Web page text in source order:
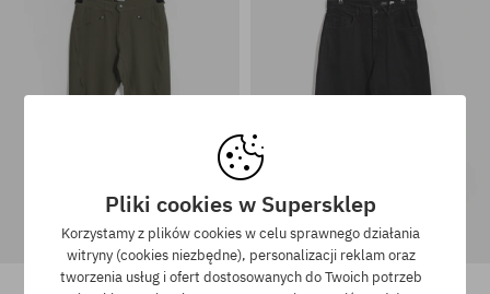
Spodnie Volcom Trail Ripper Spodnie Volcom Chillow
Pliki cookies w Supersklep
Korzystamy z plików cookies w celu sprawnego działania
witryny (cookies niezbędne), personalizacji reklam oraz
tworzenia usług i ofert dostosowanych do Twoich potrzeb